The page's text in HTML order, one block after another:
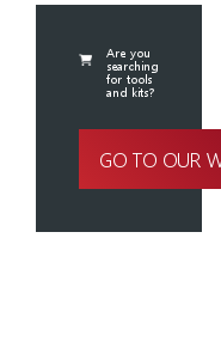
Are you
searching
for tools
and kits?
GO TO OUR